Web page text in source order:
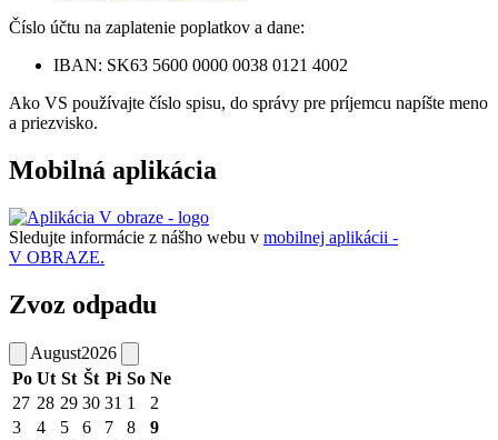
Číslo účtu na zaplatenie poplatkov a dane:
IBAN: SK63 5600 0000 0038 0121 4002
Ako VS používajte číslo spisu, do správy pre príjemcu napíšte meno
a priezvisko.
Mobilná aplikácia
Sledujte informácie z nášho webu v mobilnej aplikácii -
V OBRAZE.
Zvoz odpadu
August2026
Po Ut St Št Pi So Ne
27 28 29 30 31 1
2
3
4 5 6 7 8
9